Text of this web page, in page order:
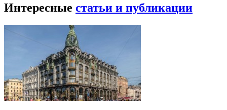
Интересные статьи и публикации